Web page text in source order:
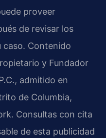
proveer
de revisar los
caso. Contenido
y Fundador
admitido en
de Columbia,
Consultas con cita
de esta publicidad